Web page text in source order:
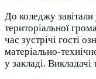
До коледжу завітали
територіальної
час зустрічі гості
матеріально-
у закладі.